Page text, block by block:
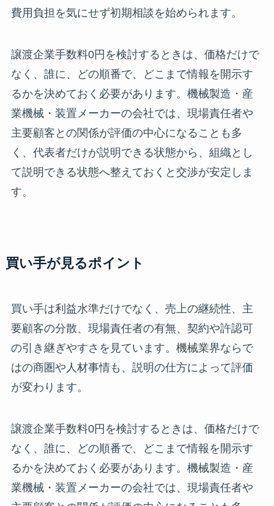
費用負担を気にせず初期相談を始められます。
譲渡企業手数料0円を検討するときは、価格だけで
なく、誰に、どの順番で、どこまで情報を開示す
るかを決めておく必要があります。機械製造・産
業機械・装置メーカーの会社では、現場責任者や
主要顧客との関係が評価の中心になることも多
く、代表者だけが説明できる状態から、組織とし
て説明できる状態へ整えておくと交渉が安定しま
す。
買い手が見るポイント
買い手は利益水準だけでなく、売上の継続性、主
要顧客の分散、現場責任者の有無、契約や許認可
の引き継ぎやすさを見ています。機械業界ならで
はの商圏や人材事情も、説明の仕方によって評価
が変わります。
譲渡企業手数料0円を検討するときは、価格だけで
なく、誰に、どの順番で、どこまで情報を開示す
るかを決めておく必要があります。機械製造・産
業機械・装置メーカーの会社では、現場責任者や